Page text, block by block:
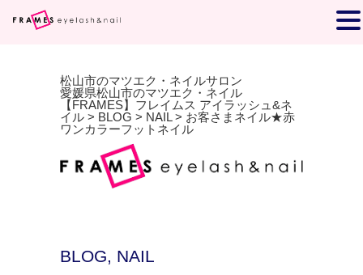
松山市のマツエク・ネイルサロン
愛媛県松山市のマツエク・ネイル
【FRAMES】フレイムス アイラッシュ&ネ
イル > BLOG > NAIL> お客さまネイル★赤
ワンカラーフットネイル
BLOG, NAIL